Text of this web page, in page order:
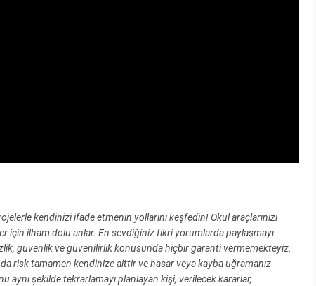
kendinizi ifade etmenin yollarını keşfedin! Okul araçlarınızı
için ilham dolu anlar. En sevdiğiniz fikri yorumlarda paylaşmayı
güvenlik ve güvenilirlik konusunda hiçbir garanti vermemekteyiz.
risk tamamen kendinize aittir ve hasar veya kayba uğramanız
aynı şekilde tekrarlamayı planlayan kişi, verilecek kararlar,